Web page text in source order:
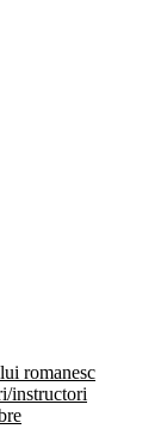
romanesc
instructori